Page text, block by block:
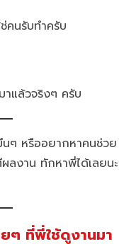
คนรับทำครับ
าแล้วจริงๆ ครับ
ๆ หรืออยากหาคนช่วย
ลงาน ทักหาพี่ได้เลยนะ
ๆ ที่พี่ใช้ดูงานมา